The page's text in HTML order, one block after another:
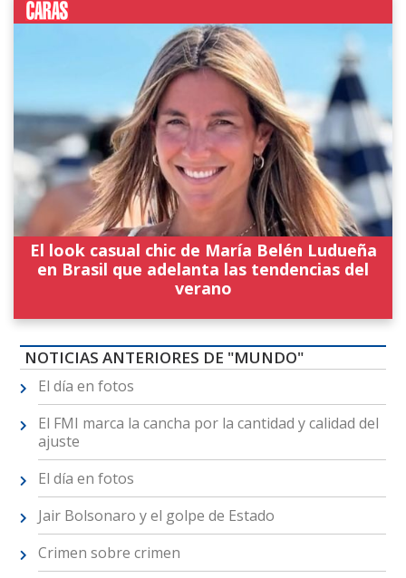
El look casual chic de María Belén Ludueña
en Brasil que adelanta las tendencias del
verano
NOTICIAS ANTERIORES DE "MUNDO"
El día en fotos
El FMI marca la cancha por la cantidad y calidad del
ajuste
El día en fotos
Jair Bolsonaro y el golpe de Estado
Crimen sobre crimen